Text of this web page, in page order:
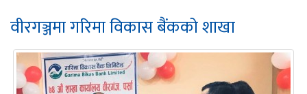
वीरगञ्जमा गरिमा विकास बैंकको शाखा